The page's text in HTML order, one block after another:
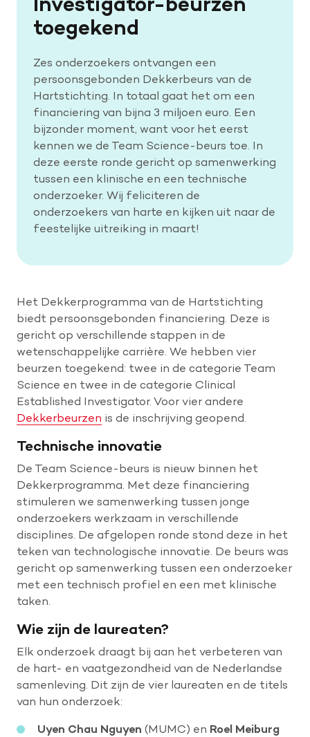
toegekend
Zes onderzoekers ontvangen een
persoonsgebonden Dekkerbeurs van de
Hartstichting. In totaal gaat het om een
financiering van bijna 3 miljoen euro. Een
bijzonder moment, want voor het eerst
kennen we de Team Science-beurs toe. In
deze eerste ronde gericht op samenwerking
tussen een klinische en een technische
onderzoeker. Wij feliciteren de
onderzoekers van harte en kijken uit naar de
feestelijke uitreiking in maart!
Het Dekkerprogramma van de Hartstichting
biedt persoonsgebonden financiering. Deze is
gericht op verschillende stappen in de
wetenschappelijke carrière. We hebben vier
beurzen toegekend: twee in de categorie Team
Science en twee in de categorie Clinical
Established Investigator. Voor vier andere
Dekkerbeurzen is de inschrijving geopend.
Technische innovatie
De Team Science-beurs is nieuw binnen het
Dekkerprogramma. Met deze financiering
stimuleren we samenwerking tussen jonge
onderzoekers werkzaam in verschillende
disciplines. De afgelopen ronde stond deze in het
teken van technologische innovatie. De beurs was
gericht op samenwerking tussen een onderzoeker
met een technisch profiel en een met klinische
taken.
Wie zijn de laureaten?
Elk onderzoek draagt bij aan het verbeteren van
de hart- en vaatgezondheid van de Nederlandse
samenleving. Dit zijn de vier laureaten en de titels
van hun onderzoek:
Uyen Chau Nguyen (MUMC) en Roel Meiburg